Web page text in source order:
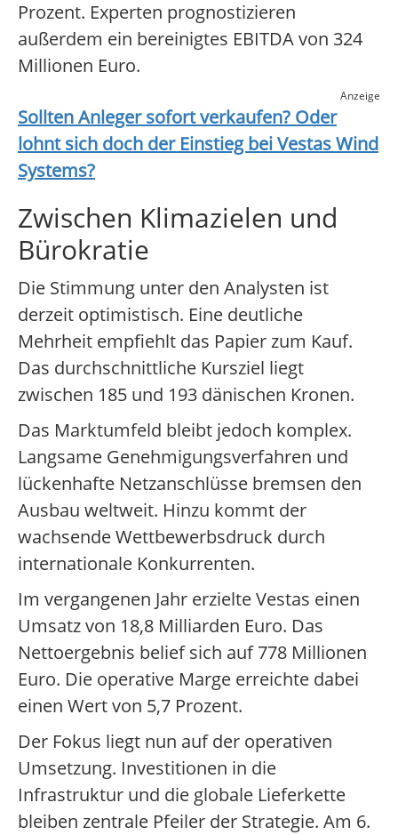
Prozent. Experten prognostizieren
außerdem ein bereinigtes EBITDA von 324
Millionen Euro.
Anzeige
Sollten Anleger sofort verkaufen? Oder
lohnt sich doch der Einstieg beiVestas Wind
Systems?
Zwischen Klimazielen und
Bürokratie
Die Stimmung unter den Analysten ist
derzeit optimistisch. Eine deutliche
Mehrheit empfiehlt das Papier zum Kauf.
Das durchschnittliche Kursziel liegt
zwischen 185 und 193 dänischen Kronen.
Das Marktumfeld bleibt jedoch komplex.
Langsame Genehmigungsverfahren und
lückenhafte Netzanschlüsse bremsen den
Ausbau weltweit. Hinzu kommt der
wachsende Wettbewerbsdruck durch
internationale Konkurrenten.
Im vergangenen Jahr erzielte Vestas einen
Umsatz von 18,8 Milliarden Euro. Das
Nettoergebnis belief sich auf 778 Millionen
Euro. Die operative Marge erreichte dabei
einen Wert von 5,7 Prozent.
Der Fokus liegt nun auf der operativen
Umsetzung. Investitionen in die
Infrastruktur und die globale Lieferkette
bleiben zentrale Pfeiler der Strategie. Am 6.